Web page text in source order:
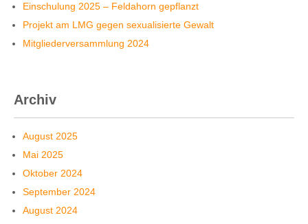
Einschulung 2025 – Feldahorn gepflanzt
Projekt am LMG gegen sexualisierte Gewalt
Mitgliederversammlung 2024
Archiv
August 2025
Mai 2025
Oktober 2024
September 2024
August 2024